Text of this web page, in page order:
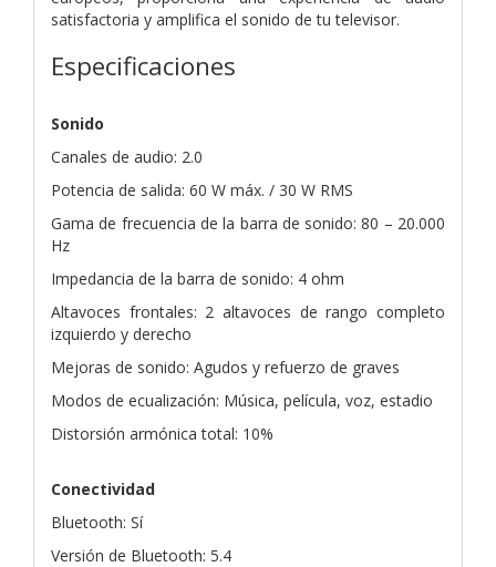
satisfactoria y amplifica el sonido de tu televisor.
Especificaciones
Sonido
Canales de audio: 2.0
Potencia de salida: 60 W máx. / 30 W RMS
Gama de frecuencia de la barra de sonido: 80 – 20.000
Hz
Impedancia de la barra de sonido: 4 ohm
Altavoces frontales: 2 altavoces de rango completo
izquierdo y derecho
Mejoras de sonido: Agudos y refuerzo de graves
Modos de ecualización: Música, película, voz, estadio
Distorsión armónica total: 10%
Conectividad
Bluetooth: Sí
Versión de Bluetooth: 5.4